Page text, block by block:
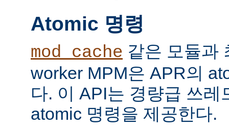
Atomic 명령
mod_cache 같은 모듈과
worker MPM은 APR의
다. 이 API는 경량급 쓰레
atomic 명령을 제공한다.